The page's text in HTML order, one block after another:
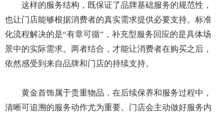
这样的服务结构，既保证了品牌基础服务的规范性，
也让门店能够根据消费者的真实需求提供必要支持。标准
化流程解决的是“有章可循”，补充型服务回应的是具体场
景中的实际需求。两者结合，才能让消费者在购买之后，
依然感受到来自品牌和门店的持续支持。
黄金首饰属于贵重物品，在后续保养和服务过程中，
清晰可追溯的服务动作尤为重要。门店会主动做好服务内